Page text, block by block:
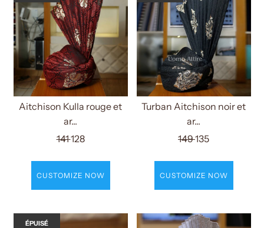
Aitchison Kulla rouge et
ar...
141128
CUSTOMIZE NOW
Turban Aitchison noir et
ar...
149135
CUSTOMIZE NOW
ÉPUISÉ